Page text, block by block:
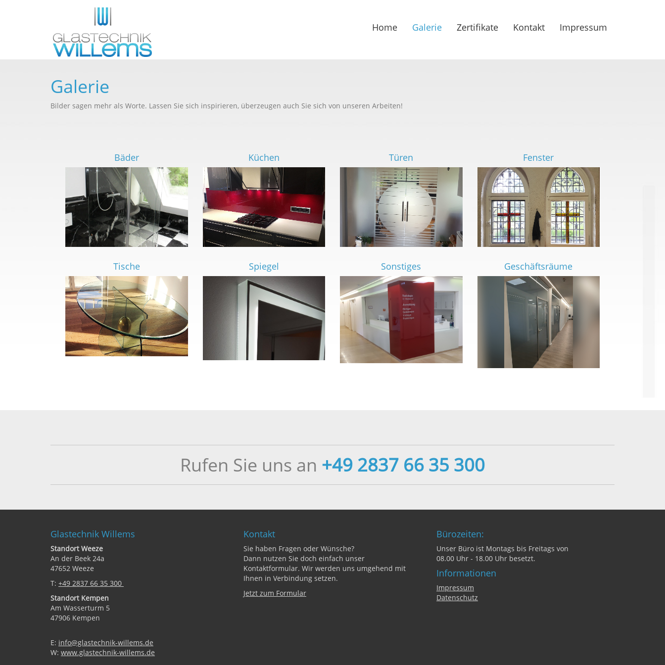
Impressum Kontakt Zertifikate Galerie Home
Home Galerie Zertifikate Kontakt Impressum
Galerie
Bilder sagen mehr als Worte. Lassen Sie sich inspirieren, überzeugen auch Sie sich von unseren Arbeiten!
Bäder Küchen Türen Fenster
Tische Spiegel Sonstiges Geschäftsräume
Rufen Sie uns an +49 2837 66 35 300
Glastechnik Willems
Standort Weeze
An der Beek 24a
47652 Weeze
T: +49 2837 66 35 300
Standort Kempen
Am Wasserturm 5
47906 Kempen
E: info@glastechnik-willems.de
W: www.glastechnik-willems.de
Kontakt
Sie haben Fragen oder Wünsche?
Dann nutzen Sie doch einfach unser
Kontaktformular. Wir werden uns umgehend mit
Ihnen in Verbindung setzen.
Jetzt zum Formular
Bürozeiten:
Unser Büro ist Montags bis Freitags von
08.00 Uhr - 18.00 Uhr besetzt.
Informationen
Impressum
Datenschutz